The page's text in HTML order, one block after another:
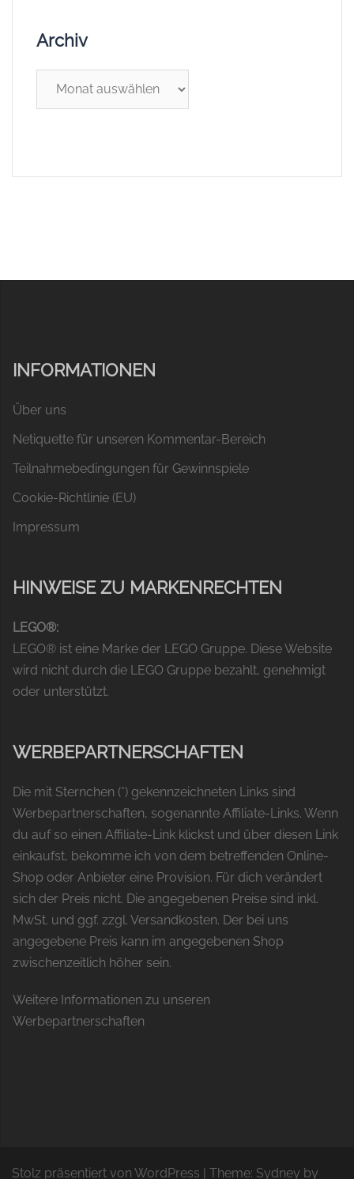
Archiv
INFORMATIONEN
Über uns
Netiquette für unseren Kommentar-Bereich
Teilnahmebedingungen für Gewinnspiele
Cookie-Richtlinie (EU)
Impressum
HINWEISE ZU MARKENRECHTEN
LEGO®:
LEGO® ist eine Marke der LEGO Gruppe. Diese Website
wird nicht durch die LEGO Gruppe bezahlt, genehmigt
oder unterstützt.
WERBEPARTNERSCHAFTEN
Die mit Sternchen (*) gekennzeichneten Links sind
Werbepartnerschaften, sogenannte Affiliate-Links. Wenn
du auf so einen Affiliate-Link klickst und über diesen Link
einkaufst, bekomme ich von dem betreffenden Online-
Shop oder Anbieter eine Provision. Für dich verändert
sich der Preis nicht. Die angegebenen Preise sind inkl.
MwSt. und ggf. zzgl. Versandkosten. Der bei uns
angegebene Preis kann im angegebenen Shop
zwischenzeitlich höher sein.
Weitere Informationen zu unseren
Werbepartnerschaften
Stolz präsentiert von WordPress | Theme: Sydney by